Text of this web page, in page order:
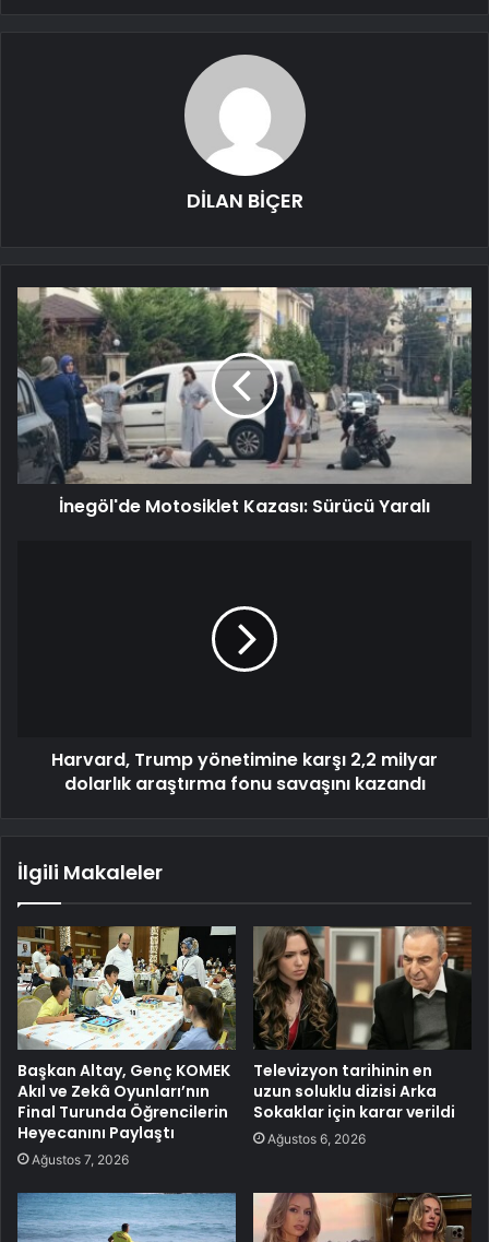
DİLAN BİÇER
İnegöl'de Motosiklet Kazası: Sürücü Yaralı
Harvard, Trump yönetimine karşı 2,2 milyar
dolarlık araştırma fonu savaşını kazandı
İlgili Makaleler
Başkan Altay, Genç KOMEK
Akıl ve Zekâ Oyunları’nın
Final Turunda Öğrencilerin
Heyecanını Paylaştı
Ağustos 7, 2026
Televizyon tarihinin en
uzun soluklu dizisi Arka
Sokaklar için karar verildi
Ağustos 6, 2026